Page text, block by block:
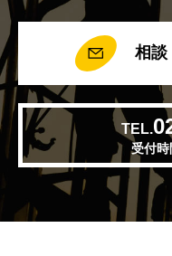
相談
TEL.
受付